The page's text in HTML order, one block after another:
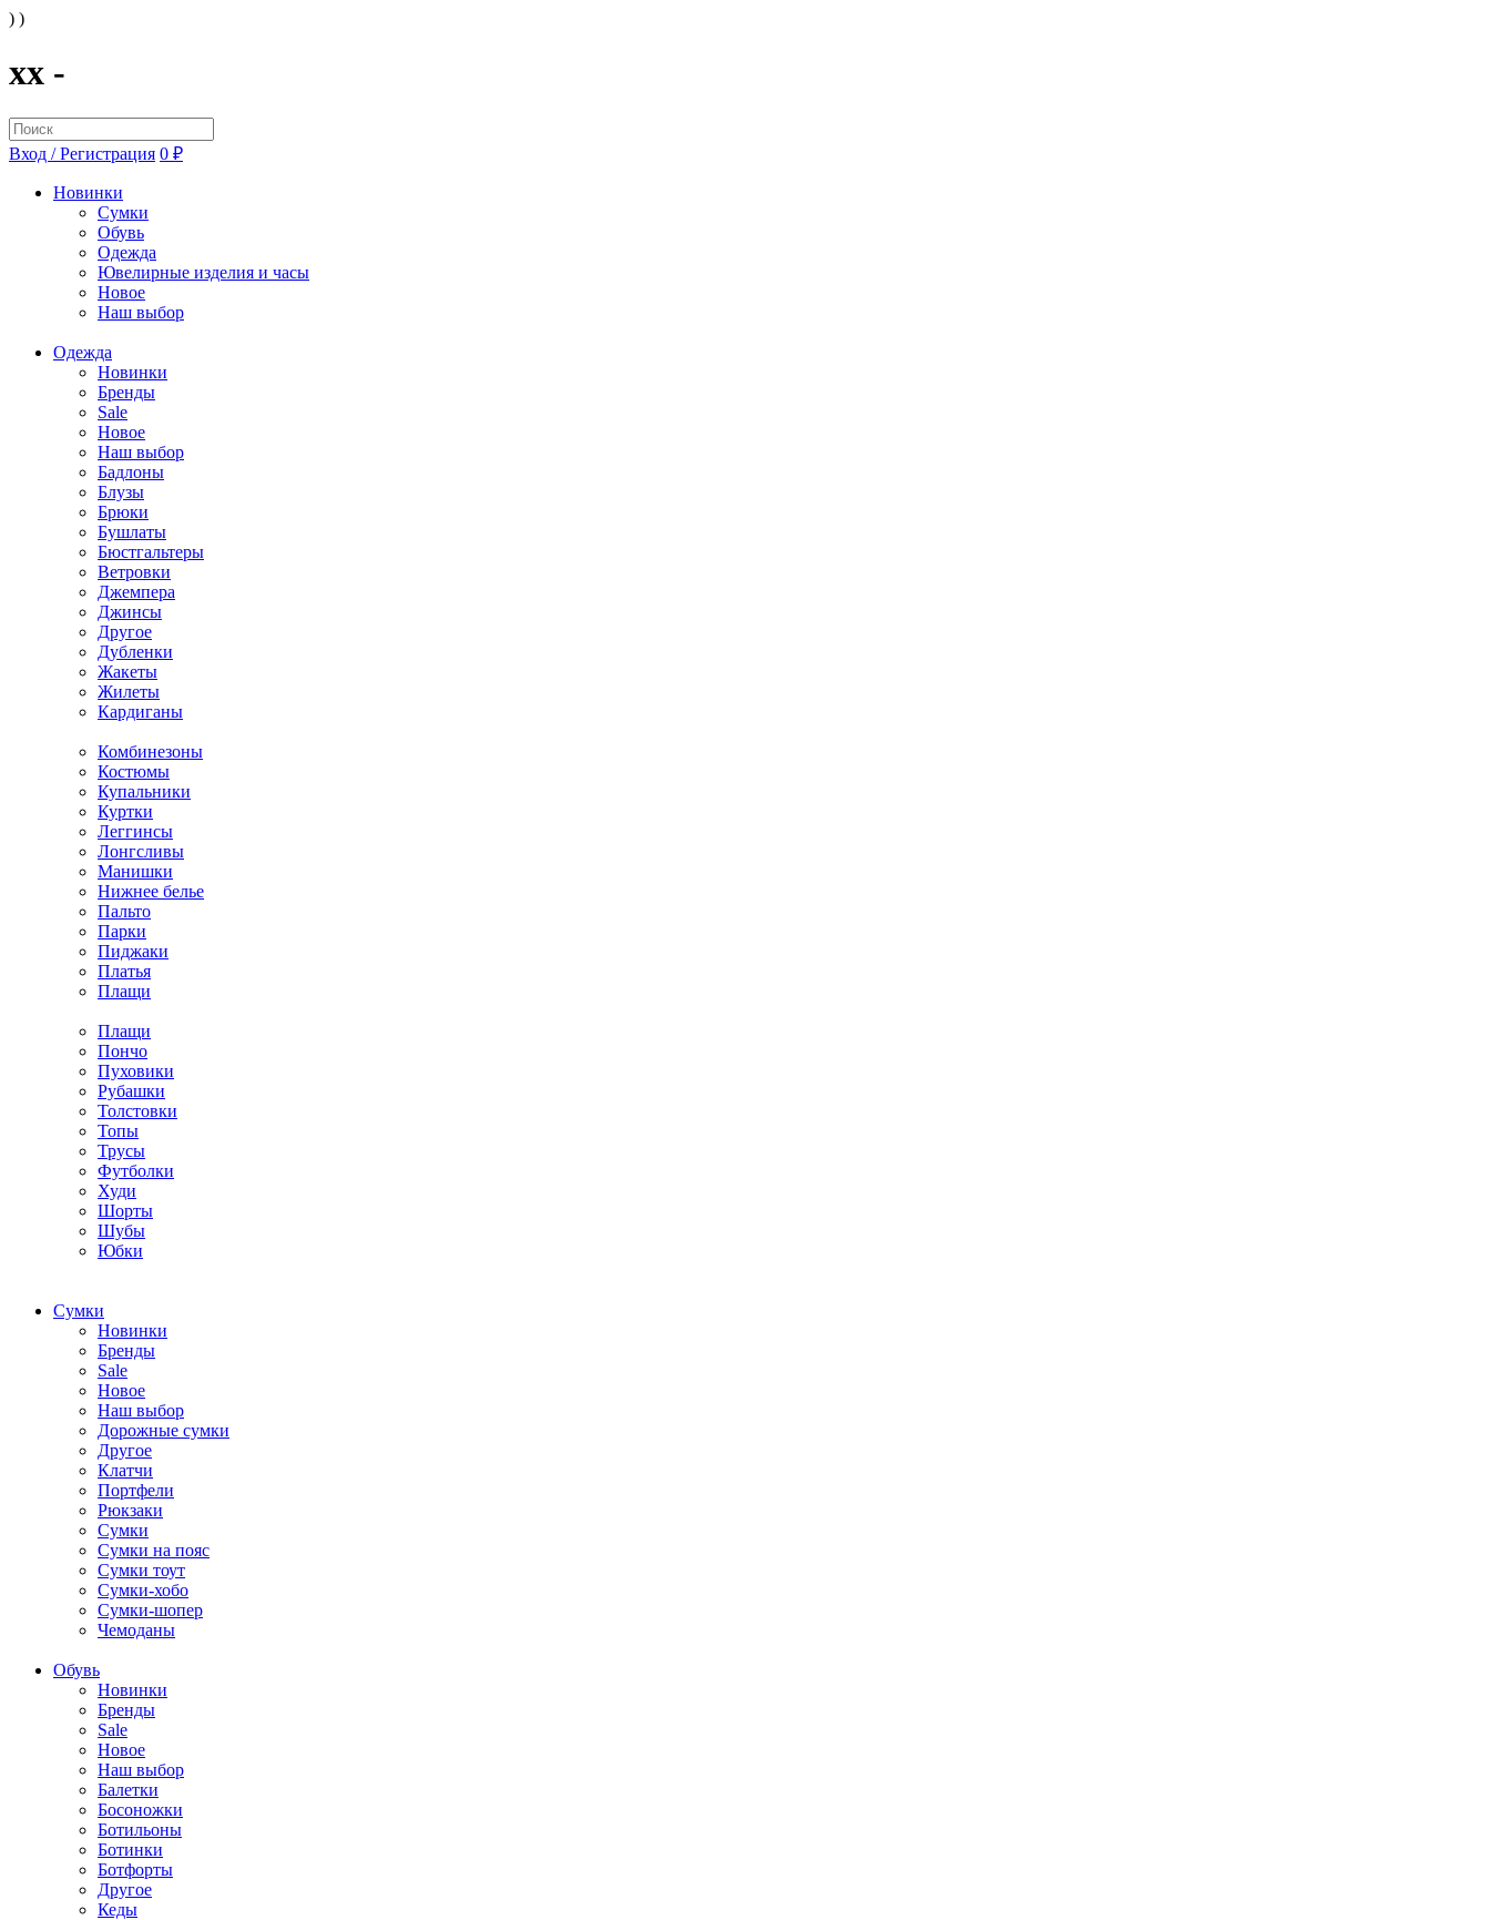
) )
xx -
Вход / Регистрация 0 ₽
Новинки
Сумки
Обувь
Одежда
Ювелирные изделия и часы
Новое
Наш выбор
Одежда
Новинки
Бренды
Sale
Новое
Наш выбор
Бадлоны
Блузы
Брюки
Бушлаты
Бюстгальтеры
Ветровки
Джемпера
Джинсы
Другое
Дубленки
Жакеты
Жилеты
Кардиганы
Комбинезоны
Костюмы
Купальники
Куртки
Леггинсы
Лонгсливы
Манишки
Нижнее белье
Пальто
Парки
Пиджаки
Платья
Плащи
Плащи
Пончо
Пуховики
Рубашки
Толстовки
Топы
Трусы
Футболки
Худи
Шорты
Шубы
Юбки
Cумки
Новинки
Бренды
Sale
Новое
Наш выбор
Дорожные сумки
Другое
Клатчи
Портфели
Рюкзаки
Сумки
Сумки на пояс
Сумки тоут
Сумки-хобо
Сумки-шопер
Чемоданы
Обувь
Новинки
Бренды
Sale
Новое
Наш выбор
Балетки
Босоножки
Ботильоны
Ботинки
Ботфорты
Другое
Кеды